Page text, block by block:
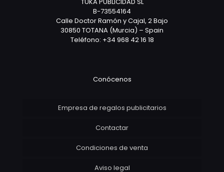
B-73554164
Calle Doctor Ramón y Cajal, 2 Bajo
30850 TOTANA (Murcia) – Spain
Teléfono: +34 968 42 16 18
Conócenos
Empresa de regalos publicitarios
Contactar
Condiciones de venta
Aviso legal